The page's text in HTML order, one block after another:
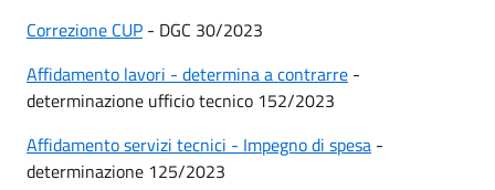
Correzione CUP - DGC 30/2023
Affidamento lavori - determina a contrarre -
determinazione ufficio tecnico 152/2023
Affidamento servizi tecnici - Impegno di spesa -
determinazione 125/2023